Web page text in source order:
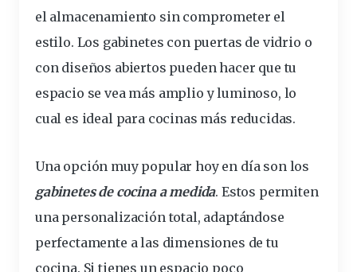
el almacenamiento sin comprometer el
estilo. Los gabinetes con puertas de vidrio o
con diseños abiertos pueden hacer que tu
espacio se vea más amplio y luminoso, lo
cual es ideal para cocinas más reducidas.
Una opción muy popular hoy en día son los
gabinetes de cocina a medida. Estos permiten
una personalización total, adaptándose
perfectamente a las dimensiones de tu
cocina. Si tienes un espacio poco